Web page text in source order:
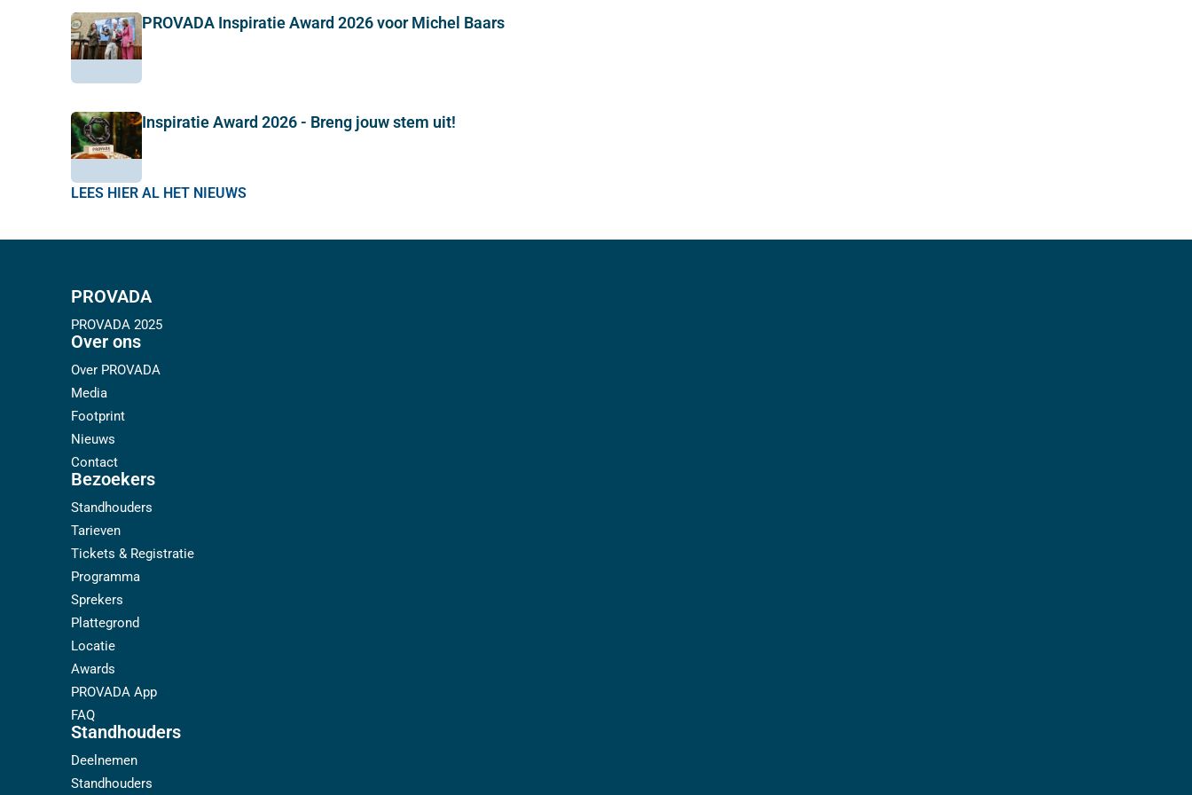
PROVADA Inspiratie Award 2026 voor Michel Baars
Inspiratie Award 2026 - Breng jouw stem uit!
LEES HIER AL HET NIEUWS
PROVADA
PROVADA 2025
Over ons
Over PROVADA
Media
Footprint
Nieuws
Contact
Bezoekers
Standhouders
Tarieven
Tickets & Registratie
Programma
Sprekers
Plattegrond
Locatie
Awards
PROVADA App
FAQ
Standhouders
Deelnemen
Standhouders